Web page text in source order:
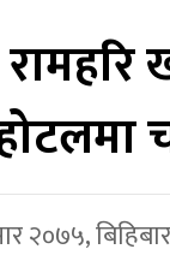
२०७५,